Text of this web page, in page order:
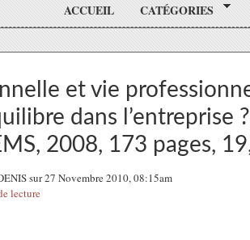
ACCUEIL CATÉGORIES
et vie
dans l’entreprise
2008, 173 pages,
sur 27 Novembre 2010, 08:15am
lecture